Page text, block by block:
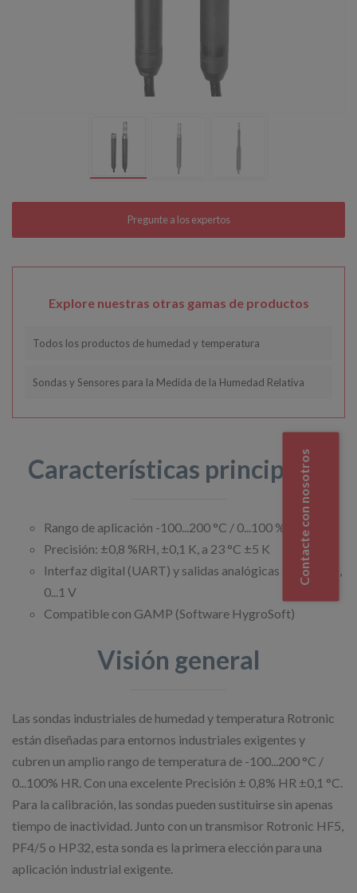
Explore nuestras otras gamas de productos
Todos los productos de humedad y temperatura
Sondas y Sensores para la Medida de la Humedad Relativa
Características principales
Rango de aplicación -100...200 °C / 0...100 %HR
Precisión: ±0,8 %RH, ±0,1 K, a 23 °C ±5 K
Interfaz digital (UART) y salidas analógicas escalables,
0...1 V
Compatible con GAMP (Software HygroSoft)
Visión general
Las sondas industriales de humedad y temperatura Rotronic
están diseñadas para entornos industriales exigentes y
cubren un amplio rango de temperatura de -100...200 °C /
0...100% HR. Con una excelente Precisión ± 0,8% HR ±0,1 °C.
Para la calibración, las sondas pueden sustituirse sin apenas
tiempo de inactividad. Junto con un transmisor Rotronic HF5,
PF4/5 o HP32, esta sonda es la primera elección para una
aplicación industrial exigente.
Contacte con nosotros